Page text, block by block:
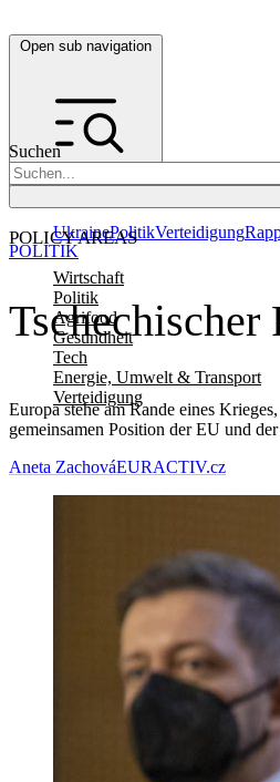
Open sub navigation
Suchen
POLICY AREAS
Wirtschaft
Politik
Agrifood
Gesundheit
Tech
Energie, Umwelt & Transport
Verteidigung
UkrainePolitikVerteidigung
Tschechischer
Europa stehe am Rande eines
gemeinsamen Position der EU und
POLITIK
Aneta ZachováEURACTIV.cz